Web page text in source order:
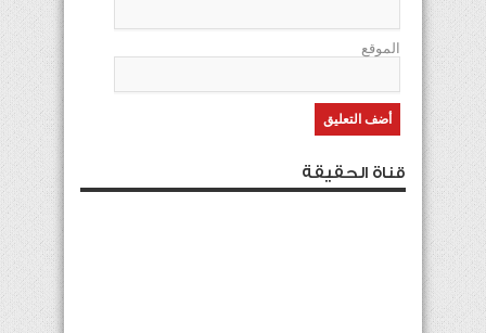
الموقع
قناة الحقيقة